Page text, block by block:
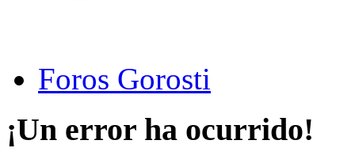
Foros Gorosti
¡Un error ha ocurrido!